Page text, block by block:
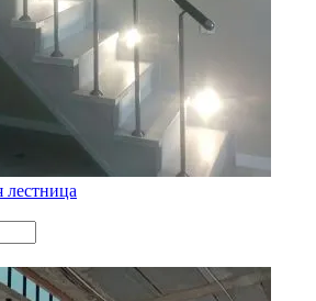
лестница